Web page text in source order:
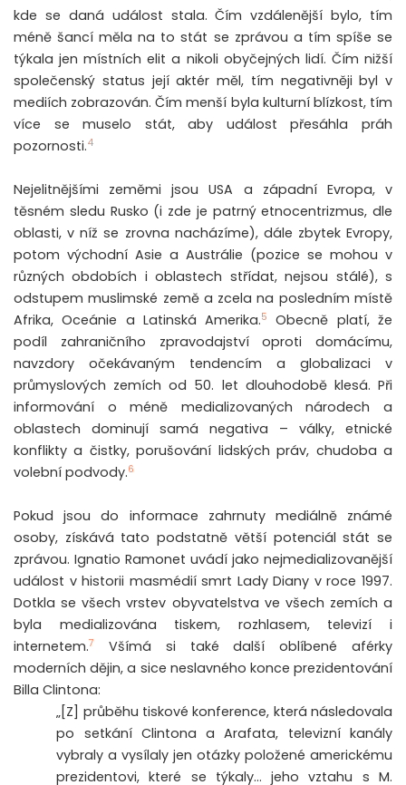
kde se daná událost stala. Čím vzdálenější bylo, tím
méně šancí měla na to stát se zprávou a tím spíše se
týkala jen místních elit a nikoli obyčejných lidí. Čím nižší
společenský status její aktér měl, tím negativněji byl v
mediích zobrazován. Čím menší byla kulturní blízkost, tím
více se muselo stát, aby událost přesáhla práh
pozornosti.4
Nejelitnějšími zeměmi jsou USA a západní Evropa, v
těsném sledu Rusko (i zde je patrný etnocentrizmus, dle
oblasti, v níž se zrovna nacházíme), dále zbytek Evropy,
potom východní Asie a Austrálie (pozice se mohou v
různých obdobích i oblastech střídat, nejsou stálé), s
odstupem muslimské země a zcela na posledním místě
Afrika, Oceánie a Latinská Amerika.5
Obecně platí, že
podíl zahraničního zpravodajství oproti domácímu,
navzdory očekávaným tendencím a globalizaci v
průmyslových zemích od 50. let dlouhodobě klesá. Při
informování o méně medializovaných národech a
oblastech dominují samá negativa – války, etnické
konflikty a čistky, porušování lidských práv, chudoba a
volební podvody.6
Pokud jsou do informace zahrnuty mediálně známé
osoby, získává tato podstatně větší potenciál stát se
zprávou. Ignatio Ramonet uvádí jako nejmedializovanější
událost v historii masmédií smrt Lady Diany v roce 1997.
Dotkla se všech vrstev obyvatelstva ve všech zemích a
byla medializována tiskem, rozhlasem, televizí i
internetem.7
Všímá si také další oblíbené aférky
moderních dějin, a sice neslavného konce prezidentování
Billa Clintona:
„[Z] průběhu tiskové konference, která následovala
po setkání Clintona a Arafata, televizní kanály
vybraly a vysílaly jen otázky položené americkému
prezidentovi, které se týkaly… jeho vztahu s M.